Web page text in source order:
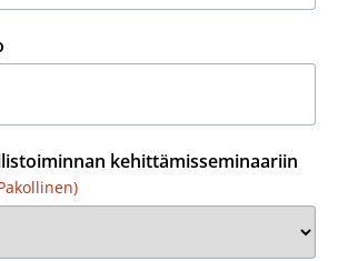
kehittämisseminaariin